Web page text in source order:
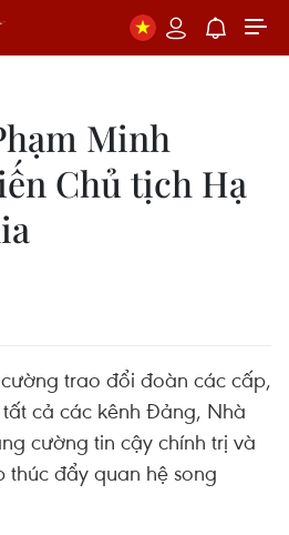
Minh
Chủ tịch Hạ
trao đổi đoàn các cấp,
cả các kênh Đảng, Nhà
cường tin cậy chính trị và
đẩy quan hệ song